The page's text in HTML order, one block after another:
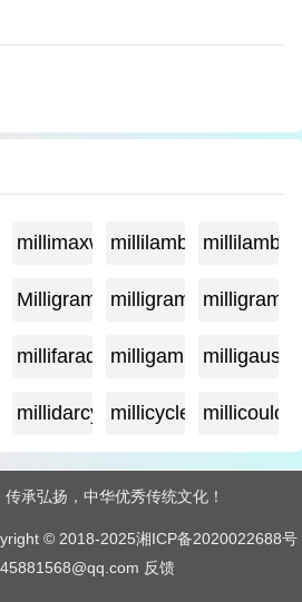
millimaxwellmillilambda
Milligramagemilligrame
millifarad milligammamilligauss
millidarcy millicycle
承弘扬，中华优秀传统文化！
© 2018-2025湘ICP备2020022688号
反馈